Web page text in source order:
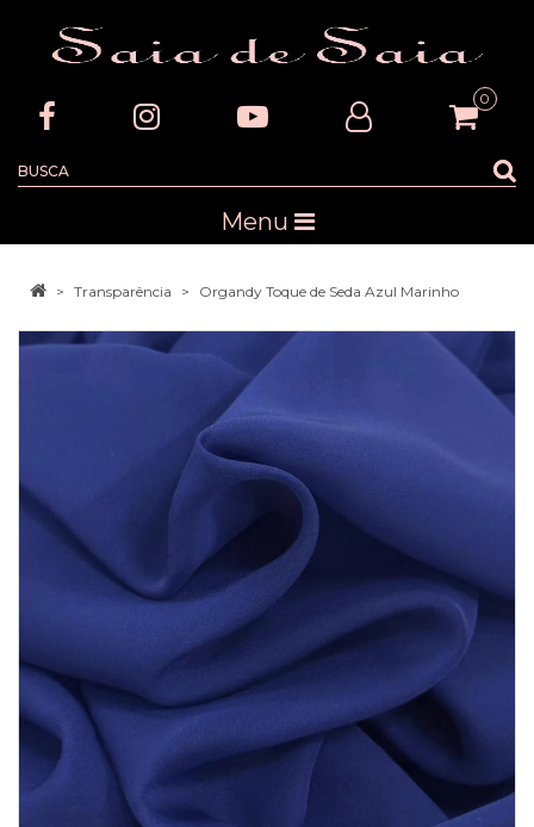
0
Menu
Transparência Organdy Toque de Seda Azul Marinho